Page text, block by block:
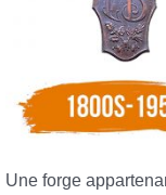
Une forge